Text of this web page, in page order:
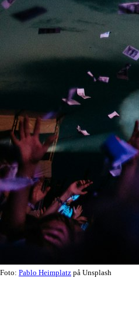
Foto: Pablo Heimplatz på Unsplash